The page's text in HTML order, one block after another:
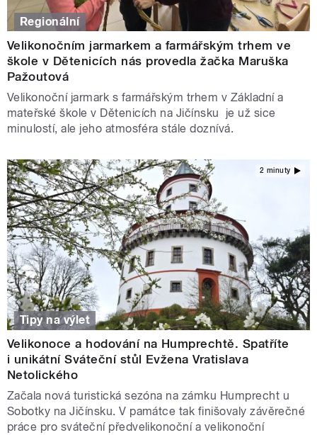
Regionální
Velikonočním jarmarkem a farmářským trhem ve
škole v Dětenicích nás provedla žačka Maruška
Pažoutová
Velikonoční jarmark s farmářským trhem v Základní a
mateřské škole v Dětenicích na Jičínsku je už sice
minulostí, ale jeho atmosféra stále doznívá.
2 minuty
Tipy na výlet
Velikonoce a hodování na Humprechtě. Spatříte
i unikátní Sváteční stůl Evžena Vratislava
Netolického
Začala nová turistická sezóna na zámku Humprecht u
Sobotky na Jičínsku. V památce tak finišovaly závěrečné
práce pro sváteční předvelikonoční a velikonoční